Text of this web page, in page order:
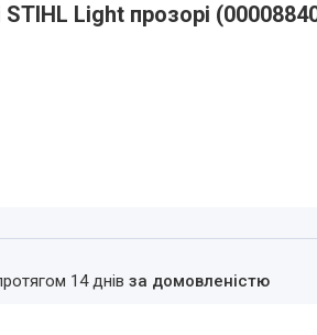
STIHL Light прозорі
14 днівза домовленістю